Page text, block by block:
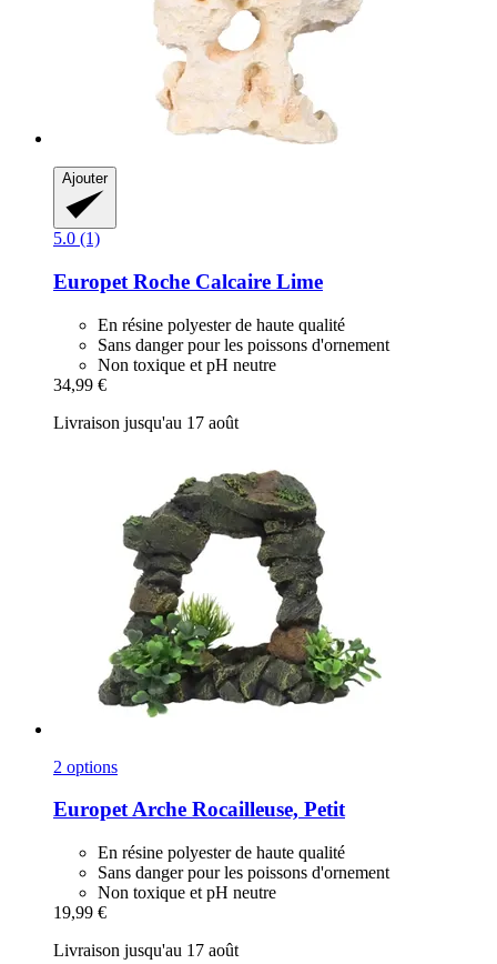
Ajouter
5.0 (1)
Europet Roche Calcaire Lime
En résine polyester de haute qualité
Sans danger pour les poissons d'ornement
Non toxique et pH neutre
34,99 €
Livraison jusqu'au 17 août
2 options
EuropetArche Rocailleuse, Petit
En résine polyester de haute qualité
Sans danger pour les poissons d'ornement
Non toxique et pH neutre
19,99 €
Livraison jusqu'au 17 août